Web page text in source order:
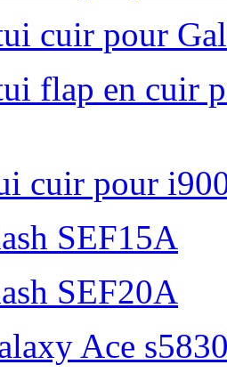
cuir pour
flap en cuir
cuir pour
SEF15A
SEF20A
Ace